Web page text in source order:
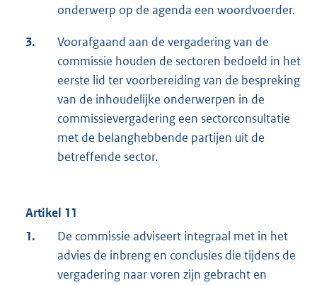
onderwerp op de agenda een woordvoerder.
3.
Voorafgaand aan de vergadering van de
commissie houden de sectoren bedoeld in het
eerste lid ter voorbereiding van de bespreking
van de inhoudelijke onderwerpen in de
commissievergadering een sectorconsultatie
met de belanghebbende partijen uit de
betreffende sector.
Artikel 11
1.
De commissie adviseert integraal met in het
advies de inbreng en conclusies die tijdens de
vergadering naar voren zijn gebracht en